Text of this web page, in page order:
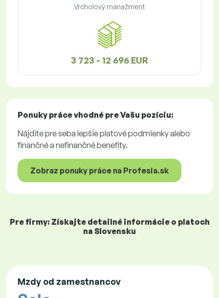
Vrcholový manažment
3 723 - 12 696 EUR
Ponuky prácevhodné pre Vašu pozíciu:
Nájdite pre seba lepšie platové podmienky alebo
finančné a nefinančné benefity.
Zobraz ponuky práce na Profesia.sk
Pre firmy: Získajte detailné informácie o platoch
na Slovensku
Mzdy od zamestnancov